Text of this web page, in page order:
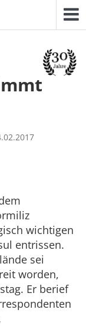
wichtigen
entrissen.
sei
worden,
Er berief